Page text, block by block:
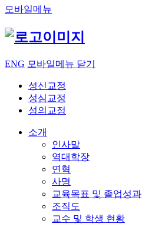
모바일메뉴
ENG 모바일메뉴 닫기
성신교정
성심교정
성의교정
소개
인사말
역대학장
연혁
사명
교육목표 및 졸업성과
조직도
교수 및 학생 현황